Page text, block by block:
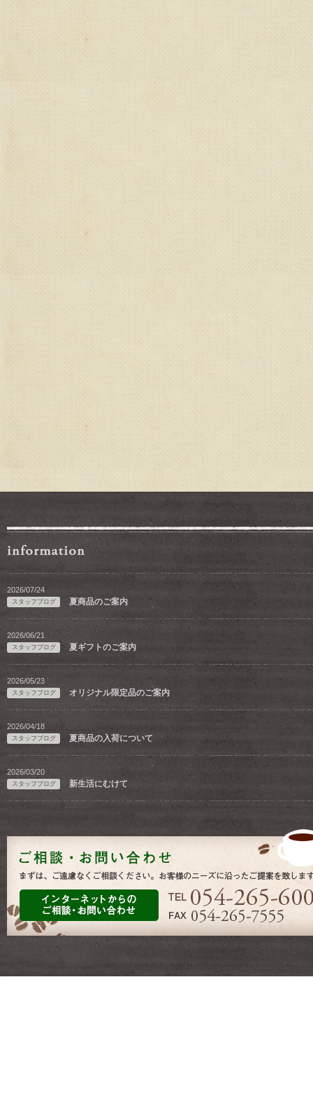
2026/07/24
スタッフブログ 夏商品のご案内
2026/06/21
スタッフブログ 夏ギフトのご案内
2026/05/23
スタッフブログ オリジナル限定品のご案内
2026/04/18
スタッフブログ 夏商品の入荷について
2026/03/20
スタッフブログ 新生活にむけて